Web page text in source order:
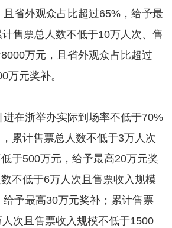
省外观众占比超过65%，给予最
售票总人数不低于10万人次、售
万元，且省外观众占比超过
万元奖补。
浙举办实际到场率不低于70%
累计售票总人数不低于3万人次
于500万元，给予最高20万元奖
不低于6万人次且售票收入规模
予最高30万元奖补；累计售票
次且售票收入规模不低于1500